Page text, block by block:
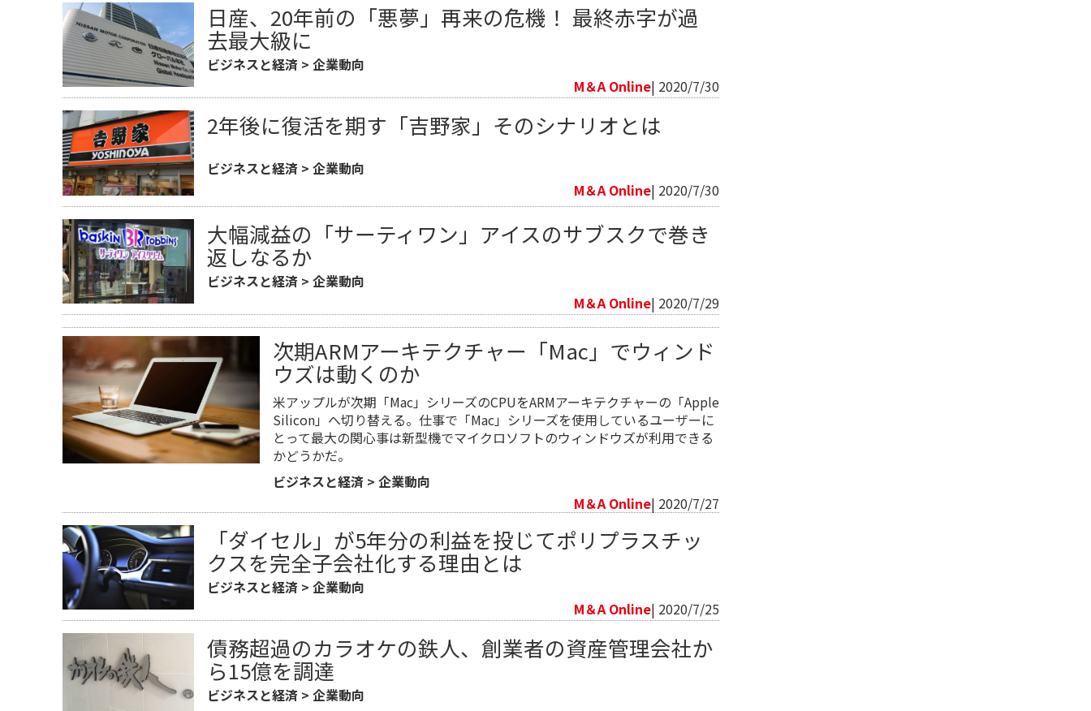
日産、20年前の「悪夢」再来の危機！ 最終赤字が過
去最大級に
ビジネスと経済 >企業動向
M＆A Online| 2020/7/30
2年後に復活を期す「吉野家」そのシナリオとは
ビジネスと経済 >企業動向
M＆A Online| 2020/7/30
大幅減益の「サーティワン」アイスのサブスクで巻き
返しなるか
ビジネスと経済 >企業動向
M＆A Online| 2020/7/29
次期ARMアーキテクチャー「Mac」でウィンド
ウズは動くのか
米アップルが次期「Mac」シリーズのCPUをARMアーキテクチャーの「Apple
Silicon」へ切り替える。仕事で「Mac」シリーズを使用しているユーザーに
とって最大の関心事は新型機でマイクロソフトのウィンドウズが利用できる
かどうかだ。
ビジネスと経済> 企業動向
M＆A Online| 2020/7/27
「ダイセル」が5年分の利益を投じてポリプラスチッ
クスを完全子会社化する理由とは
ビジネスと経済 >企業動向
M＆A Online| 2020/7/25
債務超過のカラオケの鉄人、創業者の資産管理会社か
ら15億を調達
ビジネスと経済 >企業動向